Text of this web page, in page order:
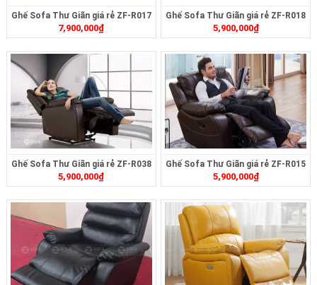
Ghế Sofa Thư Giãn giá rẻ ZF-R017
7,900,000₫
Ghế Sofa Thư Giãn giá rẻ ZF-R018
5,900,000₫
Ghế Sofa Thư Giãn giá rẻ ZF-R038
5,900,000₫
Ghế Sofa Thư Giãn giá rẻ ZF-R015
5,900,000₫